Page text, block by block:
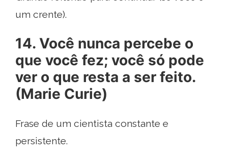
um crente).
14. Você nunca percebe o
que você fez; você só pode
ver o que resta a ser feito.
(Marie Curie)
Frase de um cientista constante e
persistente.